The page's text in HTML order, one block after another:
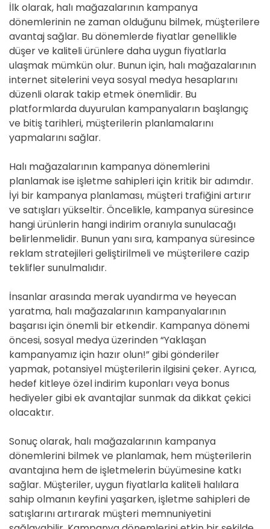
İlk olarak, halı mağazalarının kampanya
dönemlerinin ne zaman olduğunu bilmek, müşterilere
avantaj sağlar. Bu dönemlerde fiyatlar genellikle
düşer ve kaliteli ürünlere daha uygun fiyatlarla
ulaşmak mümkün olur. Bunun için, halı mağazalarının
internet sitelerini veya sosyal medya hesaplarını
düzenli olarak takip etmek önemlidir. Bu
platformlarda duyurulan kampanyaların başlangıç
ve bitiş tarihleri, müşterilerin planlamalarını
yapmalarını sağlar.
Halı mağazalarının kampanya dönemlerini
planlamak ise işletme sahipleri için kritik bir adımdır.
İyi bir kampanya planlaması, müşteri trafiğini artırır
ve satışları yükseltir. Öncelikle, kampanya süresince
hangi ürünlerin hangi indirim oranıyla sunulacağı
belirlenmelidir. Bunun yanı sıra, kampanya süresince
reklam stratejileri geliştirilmeli ve müşterilere cazip
teklifler sunulmalıdır.
İnsanlar arasında merak uyandırma ve heyecan
yaratma, halı mağazalarının kampanyalarının
başarısı için önemli bir etkendir. Kampanya dönemi
öncesi, sosyal medya üzerinden “Yaklaşan
kampanyamız için hazır olun!” gibi gönderiler
yapmak, potansiyel müşterilerin ilgisini çeker. Ayrıca,
hedef kitleye özel indirim kuponları veya bonus
hediyeler gibi ek avantajlar sunmak da dikkat çekici
olacaktır.
Sonuç olarak, halı mağazalarının kampanya
dönemlerini bilmek ve planlamak, hem müşterilerin
avantajına hem de işletmelerin büyümesine katkı
sağlar. Müşteriler, uygun fiyatlarla kaliteli halılara
sahip olmanın keyfini yaşarken, işletme sahipleri de
satışlarını artırarak müşteri memnuniyetini